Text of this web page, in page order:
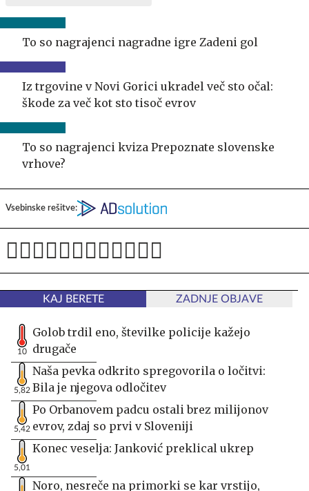
To so nagrajenci nagradne igre Zadeni gol
Iz trgovine v Novi Gorici ukradel več sto očal:
škode za več kot sto tisoč evrov
To so nagrajenci kviza Prepoznate slovenske
vrhove?
Vsebinske rešitve:
KAJ BERETE ZADNJE OBJAVE
10
Golob trdil eno, številke policije kažejo
drugače
5,82
Naša pevka odkrito spregovorila o ločitvi:
Bila je njegova odločitev
5,42
Po Orbanovem padcu ostali brez milijonov
evrov, zdaj so prvi v Sloveniji
5,01
Konec veselja: Janković preklical ukrep
Noro, nesreče na primorki se kar vrstijo,